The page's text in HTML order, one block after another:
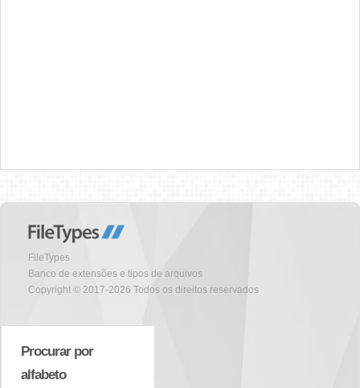
FileTypes
Banco de extensões e tipos de arquivos
Copyright © 2017-2026 Todos os direitos reservados
Procurar por
alfabeto